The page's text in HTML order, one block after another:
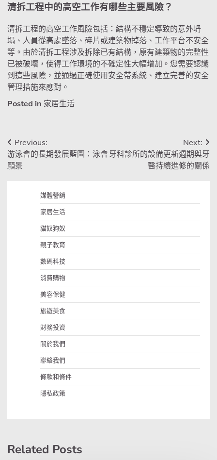
清拆工程中的高空工作有哪些主要風險？
清拆工程的高空工作風險包括：結構不穩定導致的意外坍
塌、人員從高處墜落、碎片或建築物掉落、工作平台不安全
等。由於清拆工程涉及拆除已有結構，原有建築物的完整性
已被破壞，使得工作環境的不確定性大幅增加。您需要認識
到這些風險，並通過正確使用安全帶系統、建立完善的安全
管理措施來應對。
Posted in 家居生活
文
章
Previous:
游泳會的長期發展藍圖：泳會
願景
Next:
牙科診所的設備更新週期與牙
醫持續進修的關係
媒體營銷
家居生活
貓奴狗奴
親子教育
數碼科技
消費購物
美容保健
旅遊美食
財務投資
關於我們
聯絡我們
條款和條件
隱私政策
Related Posts